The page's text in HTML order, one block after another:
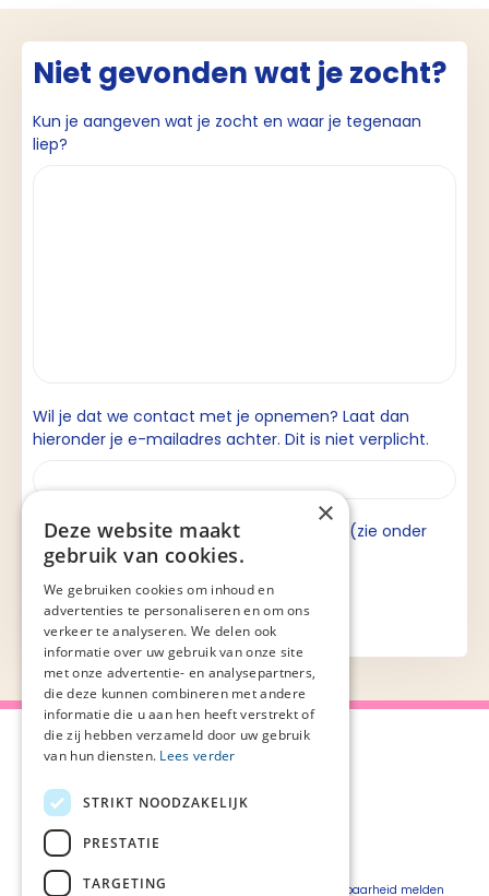
Niet gevonden wat je zocht?
Kun je aangeven wat je zocht en waar je tegenaan
liep?
Wil je dat we contact met je opnemen? Laat dan
hieronder je e-mailadres achter. Dit is niet verplicht.
Ik ga akkoord met de privacyverklaring (zie onder
aan de pagina).
Over Palliaweb
Over PZNL
Pers
Privacyverklaring
Beveiligingskwetsbaarheid melden
×
Deze website maakt
gebruik van cookies.
We gebruiken cookies om inhoud en
advertenties te personaliseren en om ons
verkeer te analyseren. We delen ook
informatie over uw gebruik van onze site
met onze advertentie- en analysepartners,
die deze kunnen combineren met andere
informatie die u aan hen heeft verstrekt of
die zij hebben verzameld door uw gebruik
van hun diensten. Lees verder
STRIKT NOODZAKELIJK
PRESTATIE
TARGETING